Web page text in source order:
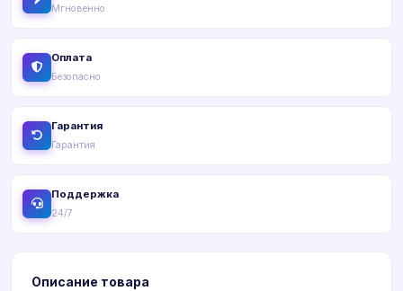
Мгновенно
Оплата
Безопасно
Гарантия
Гарантия
Поддержка
24/7
Описание товара